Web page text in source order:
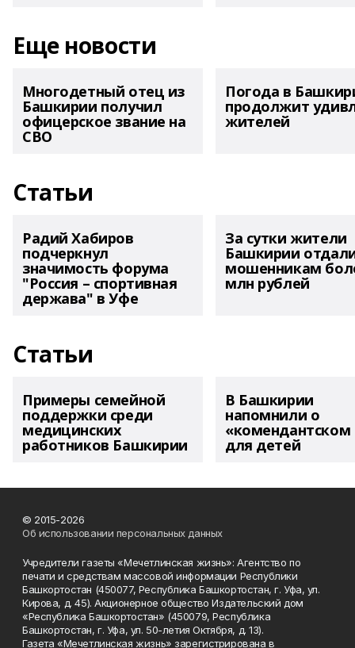
Еще новости
Многодетный отец из
Башкирии получил
офицерское звание на
СВО
Погода в
продолжит
жителей
Статьи
Радий Хабиров
подчеркнул
значимость форума
"Россия – спортивная
держава" в Уфе
За сутки жители
Башкирии
мошенникам
млн рублей
Статьи
Примеры семейной
поддержки среди
медицинских
работников Башкирии
В Башкирии
напомнили о
«комендантском
для детей
© 2015-2026
Об использовании персональных данных
Учредители газеты «Мечетлинская жизнь»: Агентство по
печати и средствам массовой информации Республики
Башкортостан (450077, Республика Башкортостан, г. Уфа, ул.
Кирова, д. 45). Акционерное общество Издательский дом
«Республика Башкортостан» (450079, Республика
Башкортостан, г. Уфа, ул. 50-летия Октября, д. 13).
Газета «Мечетлинская жизнь» зарегистрирована в